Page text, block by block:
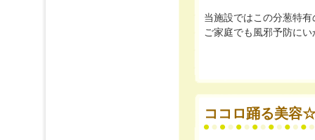
当施設ではこの分葱特
ご家庭でも風邪予防に
ココロ踊る美